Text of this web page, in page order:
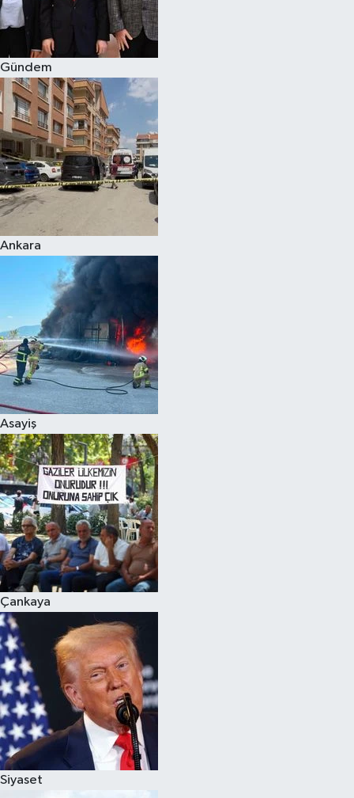
Gündem
Ankara
Asayiş
Çankaya
Siyaset
Burç Yorumları
Çocuk
Eğitim
Hava Durumu
Kadın
Kim kimdir?
Kültür Sanat
Sağlık
Siyaset
Teknoloji
Televizyon
Yaşam-Çevre